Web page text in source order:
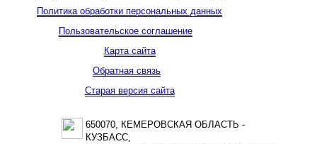
Политика обработки персональных данных
Пользовательское соглашение
Карта сайта
Обратная связь
Старая версия сайта
650070, КЕМЕРОВСКАЯ ОБЛАСТЬ -
КУЗБАСС,